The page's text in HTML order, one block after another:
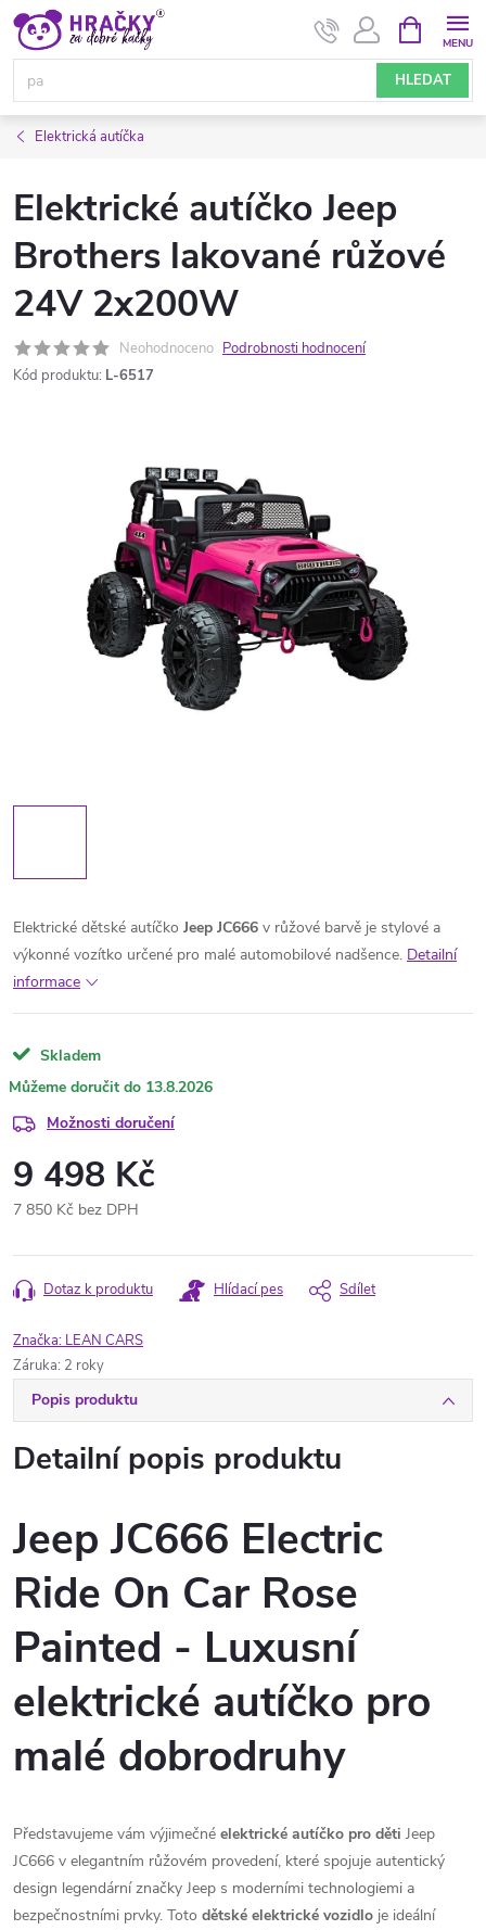
Přejít
obsah
HLEDAT
NÁKUPNÍ
KOŠÍK
Elektrická autíčka
Elektrické autíčko Jeep
Brothers lakované růžové
24V 2x200W
Neohodnoceno Podrobnosti hodnocení
Kód produktu: L-6517
Elektrické dětské autíčko Jeep JC666 v růžové barvě je stylové a
výkonné vozítko určené pro malé automobilové nadšence. Detailní
informace
Skladem
13.8.2026
Možnosti doručení
9 498 Kč
7 850 Kč bez DPH
cena:
Dotaz k produktu Hlídací pes Sdílet
Značka: LEAN CARS
Záruka: 2 roky
Popis produktu
Detailní popis produktu
Jeep JC666 Electric
Ride On Car Rose
Painted - Luxusní
elektrické autíčko pro
malé dobrodruhy
Představujeme vám výjimečné elektrické autíčko pro děti Jeep
JC666 v elegantním růžovém provedení, které spojuje autentický
design legendární značky Jeep s moderními technologiemi a
bezpečnostními prvky. Toto dětské elektrické vozidlo je ideální